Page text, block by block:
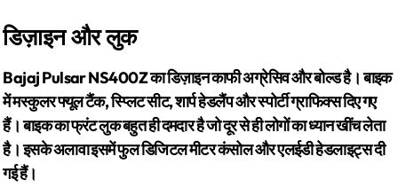
डिज़ाइन और लुक
Bajaj Pulsar NS400Z का डिज़ाइन काफी अग्रेसिव और बोल्ड है। बाइक
में मस्कुलर फ्यूल टैंक, स्प्लिट सीट, शार्प हेडलैंप और स्पोर्टी ग्राफिक्स दिए गए
हैं। बाइक का फ्रंट लुक बहुत ही दमदार है जो दूर से ही लोगों का ध्यान खींच लेता
है। इसके अलावा इसमें फुल डिजिटल मीटर कंसोल और एलईडी हेडलाइट्स दी
गई हैं।